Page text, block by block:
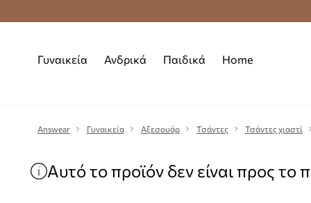
Δωρεάν
Γυναικεία Ανδρικά Παιδικά Home
Answear Γυναικεία Αξεσουάρ Τσάντες Τσάντες χιαστί
Αυτό το προϊόν δεν είναι προς το